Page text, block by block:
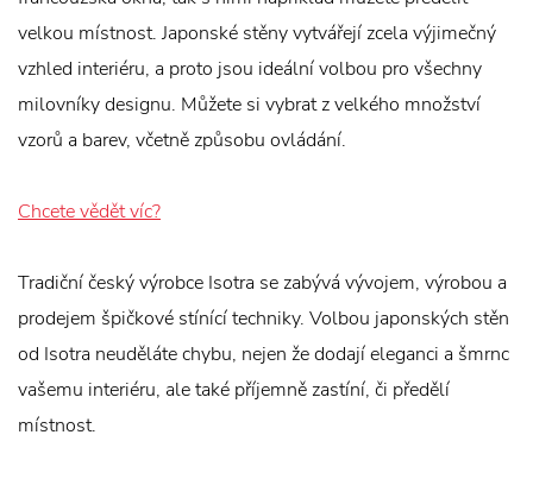
velkou místnost. Japonské stěny vytvářejí zcela výjimečný
vzhled interiéru, a proto jsou ideální volbou pro všechny
milovníky designu. Můžete si vybrat z velkého množství
vzorů a barev, včetně způsobu ovládání.
Chcete vědět víc?
Tradiční český výrobce Isotra se zabývá vývojem, výrobou a
prodejem špičkové stínící techniky. Volbou japonských stěn
od Isotra neuděláte chybu, nejen že dodají eleganci a šmrnc
vašemu interiéru, ale také příjemně zastíní, či předělí
místnost.